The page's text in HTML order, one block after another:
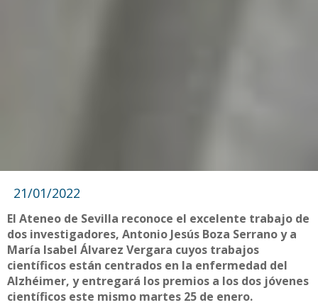
21/01/2022
El Ateneo de Sevilla reconoce el excelente trabajo de
dos investigadores, Antonio Jesús Boza Serrano y a
María Isabel Álvarez Vergara cuyos trabajos
científicos están centrados en la enfermedad del
Alzhéimer, y entregará los premios a los dos jóvenes
científicos este mismo martes 25 de enero.